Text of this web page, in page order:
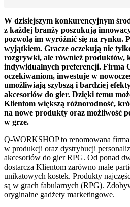
W dzisiejszym konkurencyjnym
z każdej branży poszukują
pozwolą im wyróżnić się na rynku.
wyjątkiem. Gracze oczekują nie
rozgrywki, ale również produktów,
indywidualnych preferencji. Firma
oczekiwaniom, inwestuje w
umożliwiają szybszą i bardziej
akcesoriów do gier. Dzięki temu
Klientom większą różnorodność,
na nowe produkty oraz możliwość
w grze.
Q-WORKSHOP to renomowana firma
w produkcji oraz dystrybucji
akcesoriów do gier RPG. Od ponad
dostarcza Klientom zarówno małe
unikatowych kostek. Produkty
są w grach fabularnych (RPG).
oryginalne gadżety marketingowe.